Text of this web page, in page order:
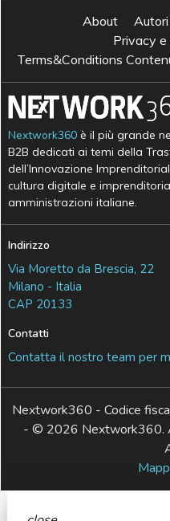
About Autori
Privacy e
Terms&Conditions
Nextwork360 è il più grande
B2B dedicati ai temi della
dell’Innovazione
cultura digitale e
amministrazioni italiane.
Indirizzo
Via Moretto da Brescia, 22
Milano - Italia
CAP 20133
Contatti
Contatta il nostro team per
Nextwork360 - Codice
- © 2026 Nextwork360.